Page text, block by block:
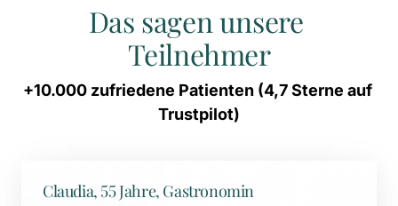
Das sagen unsere
Teilnehmer
+10.000 zufriedene Patienten (4,7 Sterne
auf
Trustpilot)
Claudia, 55 Jahre, Gastronomin